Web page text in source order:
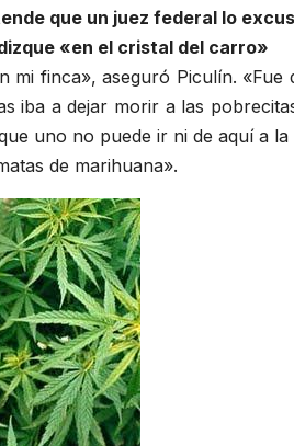
que un juez federal lo
«en el cristal del carro»
finca», aseguró Piculín.
iba a dejar morir a las
uno no puede ir ni de aquí a
de marihuana».